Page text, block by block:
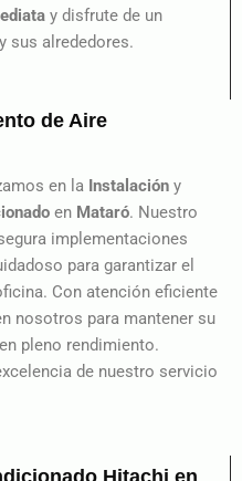
y disfrute de un
y sus alrededores.
de Aire
en la Instalación y
en Mataró. Nuestro
implementaciones
para garantizar el
Con atención eficiente
nosotros para mantener su
en pleno rendimiento.
de nuestro servicio